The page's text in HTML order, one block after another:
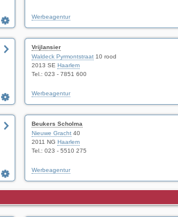
Werbeagentur
Vrijlansier
Waldeck Pyrmontstraat10 rood
2013 SE Haarlem
Tel.: 023 - 7851 600
Werbeagentur
Beukers Scholma
Nieuwe Gracht40
2011 NG Haarlem
Tel.: 023 - 5510 275
Werbeagentur